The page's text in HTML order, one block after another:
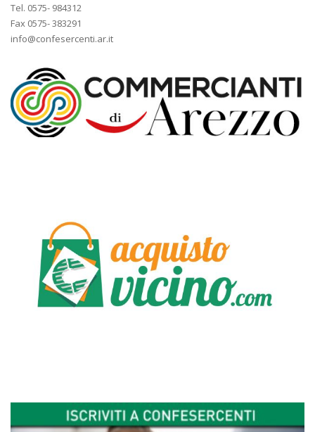
Tel. 0575- 984312
Fax 0575- 383291
info@confesercenti.ar.it